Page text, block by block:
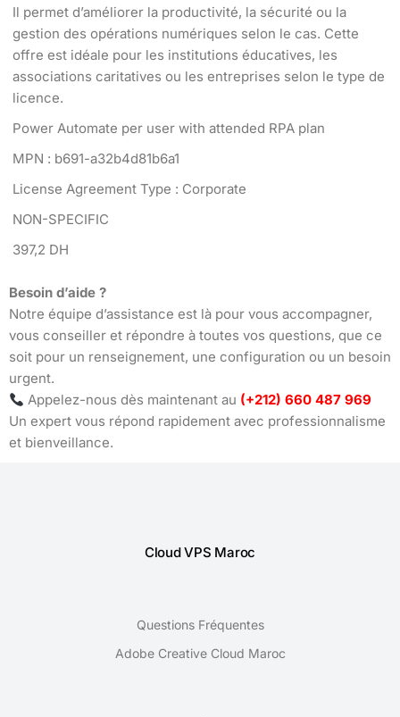
Il permet d’améliorer la productivité, la sécurité ou la
gestion des opérations numériques selon le cas. Cette
offre est idéale pour les institutions éducatives, les
associations caritatives ou les entreprises selon le type de
licence.
Power Automate per user with attended RPA plan
MPN : b691-a32b4d81b6a1
License Agreement Type : Corporate
NON-SPECIFIC
397,2 DH
Besoin d’aide ?
Notre équipe d’assistance est là pour vous accompagner,
vous conseiller et répondre à toutes vos questions, que ce
soit pour un renseignement, une configuration ou un besoin
urgent.
Appelez-nous dès maintenant au (+212) 660 487 969
Un expert vous répond rapidement avec professionnalisme
et bienveillance.
Cloud VPS Maroc
Questions Fréquentes
Adobe Creative Cloud Maroc